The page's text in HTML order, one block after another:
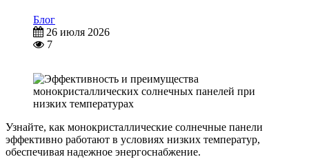
Блог
26 июля 2026
7
Узнайте, как монокристаллические солнечные панели
эффективно работают в условиях низких температур,
обеспечивая надежное энергоснабжение.